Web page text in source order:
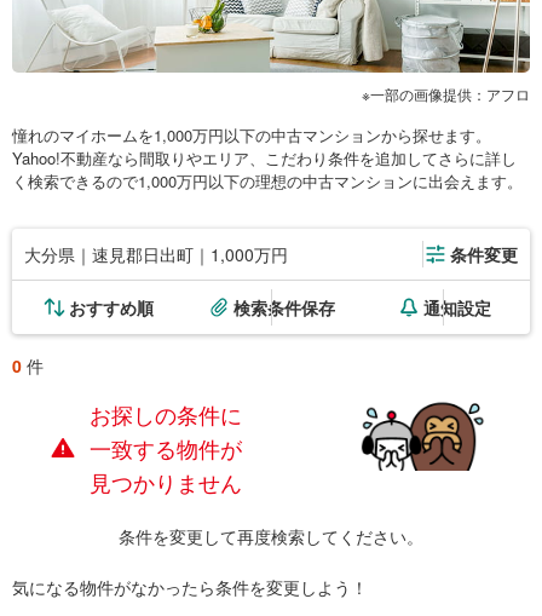
一部の画像提供：アフロ
憧れのマイホームを1,000万円以下の中古マンションから探せます。
Yahoo!不動産なら間取りやエリア、こだわり条件を追加してさらに詳し
く検索できるので1,000万円以下の理想の中古マンションに出会えます。
大分県｜速見郡日出町｜1,000万円 条件変更
おすすめ順 検索条件保存 通知設定
0 件
お探しの条件に
一致する物件が
見つかりません
条件を変更して再度検索してください。
気になる物件がなかったら条件を変更しよう！